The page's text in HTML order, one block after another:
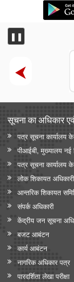
❚❚
सूचना का अधिकार
पत्र सूचना कार्यालय
पीआईबी, मुख्यालय नई
पत्र सूचना कार्यालय के
लोक शिकायत अधिकारी
आन्‍तरिक शिकायत
संपर्क अधिकारी
केंद्रीय जन सूचना
बजट आबंटन
कार्य आबंटन
नागरिक अधिकार पत्र
पारदर्शिता लेखा परीक्षा